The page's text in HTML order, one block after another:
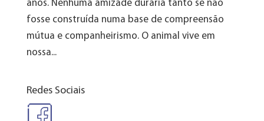
anos. Nenhuma amizade duraria tanto se não
fosse construída numa base de compreensão
mútua e companheirismo. O animal vive em
nossa...
Redes Sociais